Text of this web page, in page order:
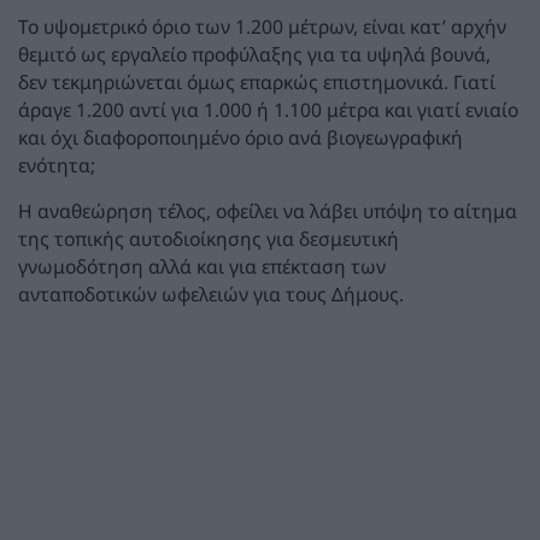
Το υψομετρικό όριο των 1.200 μέτρων, είναι κατ’ αρχήν
θεμιτό ως εργαλείο προφύλαξης για τα υψηλά βουνά,
δεν τεκμηριώνεται όμως επαρκώς επιστημονικά. Γιατί
άραγε 1.200 αντί για 1.000 ή 1.100 μέτρα και γιατί ενιαίο
και όχι διαφοροποιημένο όριο ανά βιογεωγραφική
ενότητα;
Η αναθεώρηση τέλος, οφείλει να λάβει υπόψη το αίτημα
της τοπικής αυτοδιοίκησης για δεσμευτική
γνωμοδότηση αλλά και για επέκταση των
ανταποδοτικών ωφελειών για τους Δήμους.